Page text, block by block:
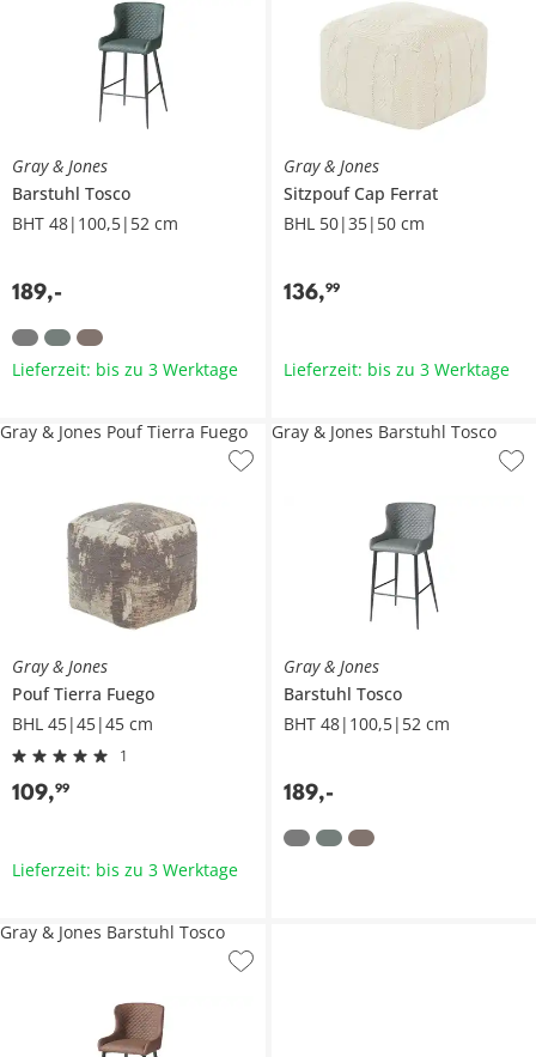
Gray & Jones
Barstuhl Tosco
BHT 48|100,5|52 cm
189,-
Lieferzeit: bis zu 3 Werktage
Gray & Jones
SitzpoufCap Ferrat
BHL 50|35|50 cm
136,99
Lieferzeit: bis zu 3 Werktage
Gray & Jones
PoufTierra Fuego
BHL 45|45|45 cm
1
109,99
Gray & Jones Pouf Tierra Fuego
Lieferzeit: bis zu 3 Werktage
Gray & Jones
Barstuhl Tosco
BHT 48|100,5|52 cm
189,-
Gray & Jones Barstuhl Tosco
Gray & Jones Barstuhl Tosco